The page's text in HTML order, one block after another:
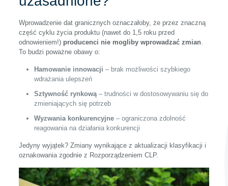
Wprowadzenie dat granicznych oznaczałoby, że przez znaczną
część cyklu życia produktu (nawet do 1,5 roku przed
odnowieniem!) producenci nie mogliby wprowadzać zmian
To budzi poważne obawy o:
Hamowanie innowacji – brak możliwości szybkiego
wdrażania ulepszeń
Sztywność rynkową– trudności w dostosowywaniu się do
zmieniających się potrzeb
Wyzwania konkurencyjne– ograniczona zdolność
reagowania na działania konkurencji
Jedyny wyjątek? Zmiany wynikające z aktualizacji klasyfikacji i
oznakowania zgodnie z Rozporządzeniem CLP.